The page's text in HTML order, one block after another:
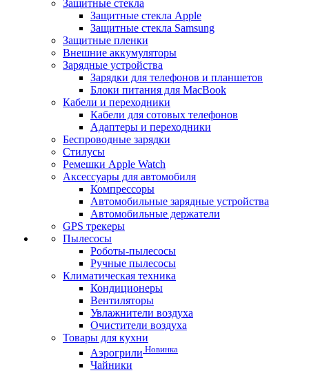
Защитные стекла
Защитные стекла Apple
Защитные стекла Samsung
Защитные пленки
Внешние аккумуляторы
Зарядные устройства
Зарядки для телефонов и планшетов
Блоки питания для MacBook
Кабели и переходники
Кабели для сотовых телефонов
Адаптеры и переходники
Беспроводные зарядки
Стилусы
Ремешки Apple Watch
Аксессуары для автомобиля
Компрессоры
Автомобильные зарядные устройства
Автомобильные держатели
GPS трекеры
Пылесосы
Роботы-пылесосы
Ручные пылесосы
Климатическая техника
Кондиционеры
Вентиляторы
Увлажнители воздуха
Очистители воздуха
Товары для кухни
Аэрогрили Новинка
Чайники